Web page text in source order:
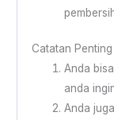
Catatan Penting
Anda bisa
anda
Anda